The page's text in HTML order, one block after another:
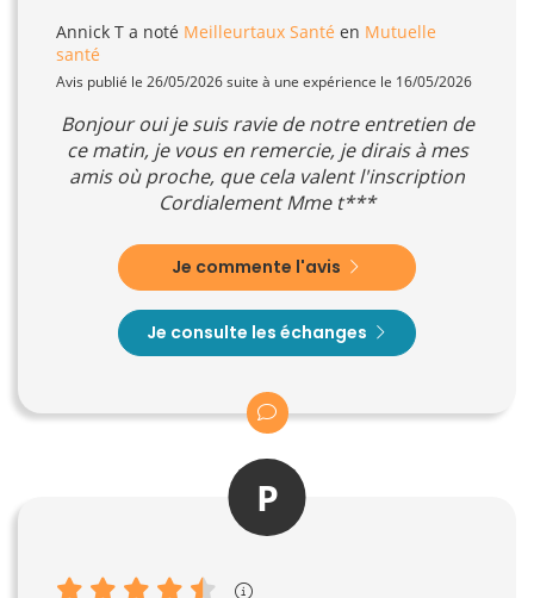
Annick T a noté Meilleurtaux Santé en Mutuelle
santé
Avis publié le 26/05/2026 suite à une expérience le 16/05/2026
Bonjour oui je suis ravie de notre entretien de
ce matin, je vous en remercie, je dirais à mes
amis où proche, que cela valent l'inscription
Cordialement Mme t***
Je commente l'avis
Je consulte les échanges
P